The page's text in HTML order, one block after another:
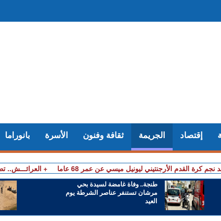
بانوراما الأسرة ثقافة وفنون الجريمة إقتصاد
كرة القدم الأرجنتيني ليونيل ميسي عن عمر 68 عاما + العرائـــش..
طنجة.. وفاة غامضة لسيدة بحي
مرشان تستنفر عناصر الشرطة يوم
العيد